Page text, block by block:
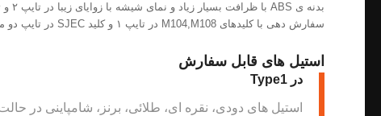
سفارش دهی با کلیدهای M104,M108 در تایپ ۱ و کلید SJEC در تایپ دو می باشد
استیل های قابل سفارش
در Type1
استیل های دودی، نقره ای، طلائی، برنز، شامپاینی در